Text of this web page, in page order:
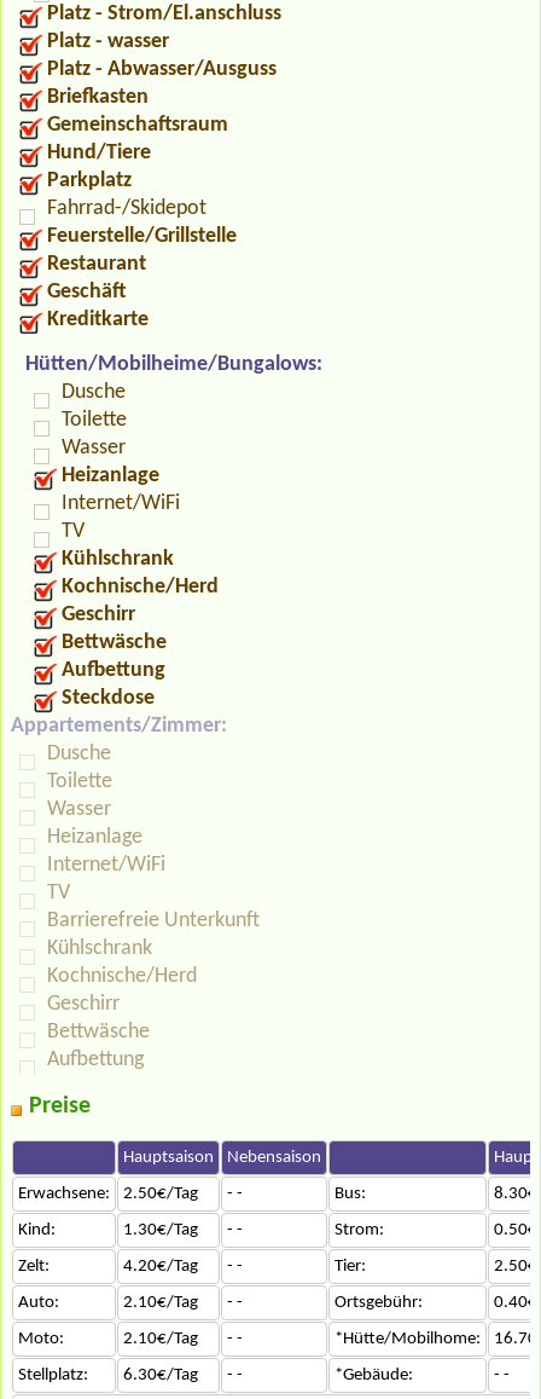
Platz - Strom/El.anschluss
Platz - wasser
Platz - Abwasser/Ausguss
Briefkasten
Gemeinschaftsraum
Hund/Tiere
Parkplatz
Fahrrad-/Skidepot
Feuerstelle/Grillstelle
Restaurant
Geschäft
Kreditkarte
Hütten/Mobilheime/Bungalows:
Dusche
Toilette
Wasser
Heizanlage
Internet/WiFi
TV
Kühlschrank
Kochnische/Herd
Geschirr
Bettwäsche
Aufbettung
Steckdose
Appartements/Zimmer:
Dusche
Toilette
Wasser
Heizanlage
Internet/WiFi
TV
Barrierefreie Unterkunft
Kühlschrank
Kochnische/Herd
Geschirr
Bettwäsche
Aufbettung
Preise
Hauptsaison Nebensaison
Erwachsene:
2.50€/Tag - - Bus:
Kind:
1.30€/Tag - - Strom:
Zelt:
4.20€/Tag - - Tier:
Auto:
2.10€/Tag - - Ortsgebühr:
Moto:
2.10€/Tag - - *Hütte/Mobilhome:
Stellplatz:
6.30€/Tag - - *Gebäude: - -